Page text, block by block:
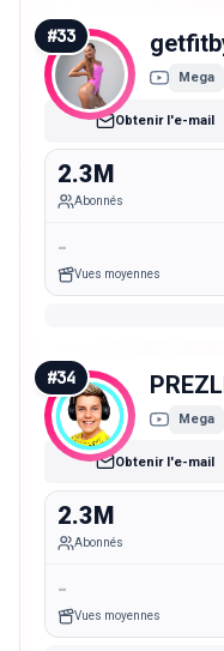
#33
Mega
Obtenir l'e-mail
2.3M
Abonnés
-
Vues moyennes
#34
Mega
Obtenir l'e-mail
2.3M
Abonnés
-
Vues moyennes